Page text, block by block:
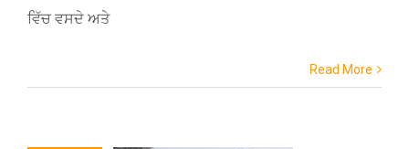
ਵਿੱਚ ਵਸਦੇ ਅਤੇ
Read More